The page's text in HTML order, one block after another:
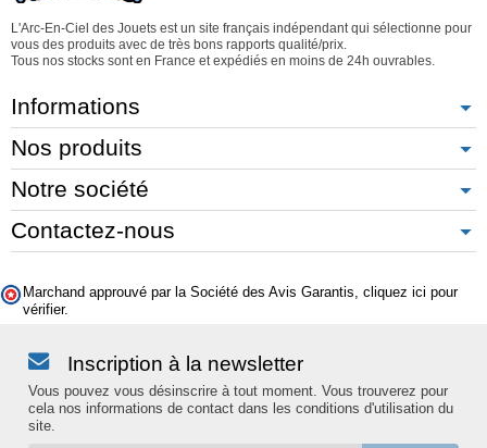
L'Arc-En-Ciel des Jouets est un site français indépendant qui sélectionne pour
vous des produits avec de très bons rapports qualité/prix.
Tous nos stocks sont en France et expédiés en moins de 24h ouvrables.
Informations
Nos produits
Notre société
Contactez-nous
Marchand approuvé par la Société des Avis Garantis, cliquez ici pour
vérifier.
Inscription à la newsletter
Vous pouvez vous désinscrire à tout moment. Vous trouverez pour
cela nos informations de contact dans les conditions d'utilisation du
site.